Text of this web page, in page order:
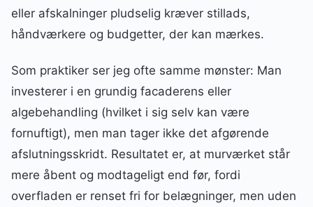
eller afskalninger pludselig kræver stillads,
håndværkere og budgetter, der kan mærkes.
Som praktiker ser jeg ofte samme mønster: Man
investerer i en grundig facaderens eller
algebehandling (hvilket i sig selv kan være
fornuftigt), men man tager ikke det afgørende
afslutningsskridt. Resultatet er, at murværket står
mere åbent og modtageligt end før, fordi
overfladen er renset fri for belægninger, men uden